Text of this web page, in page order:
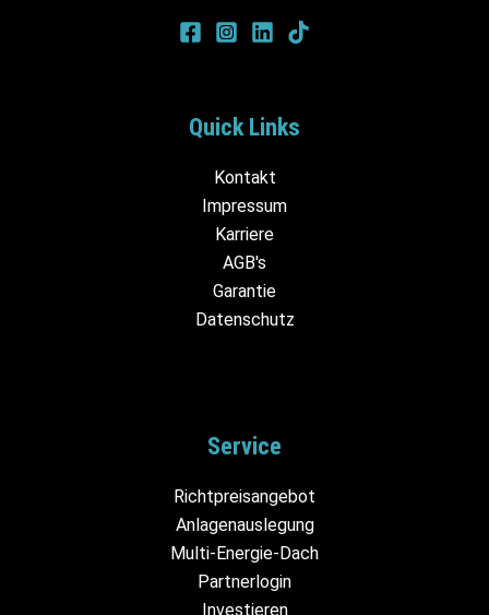
Quick Links
Kontakt
Impressum
Karriere
AGB's
Garantie
Datenschutz
Service
Richtpreisangebot
Anlagenauslegung
Multi-Energie-Dach
Partnerlogin
Investieren